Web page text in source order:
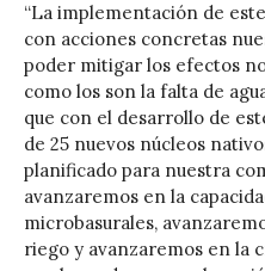
“La implementación de
con acciones concretas
poder mitigar los efectos
como los son la falta de
que con el desarrollo de
de 25 nuevos núcleos
planificado para nuestra
avanzaremos en la
microbasurales,
riego y avanzaremos en la